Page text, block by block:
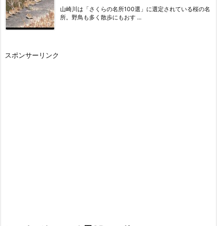
山崎川は「さくらの名所100選」に選定されている桜の名
所。野鳥も多く散歩にもおす ...
スポンサーリンク